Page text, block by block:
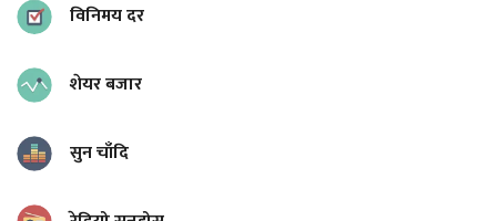
विनिमय दर
शेयर बजार
सुन चाँदि